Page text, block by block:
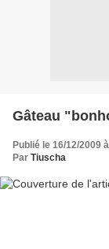
Gâteau
Publié le 16/12/2009
Par Tiuscha